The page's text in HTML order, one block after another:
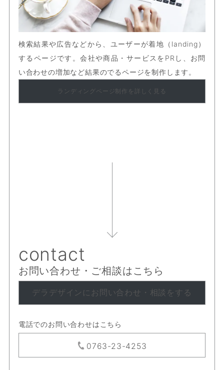
検索結果や広告などから、ユーザーが着地（landing）
するページです。会社や商品・サービスをPRし、お問
い合わせの増加など結果のでるページを制作します。
ランディングページ制作を詳しく見る
お問い合わせ・ご相談はこちら
デラデザインにお問い合わせ・相談をする
電話でのお問い合わせはこちら
0763-23-4253